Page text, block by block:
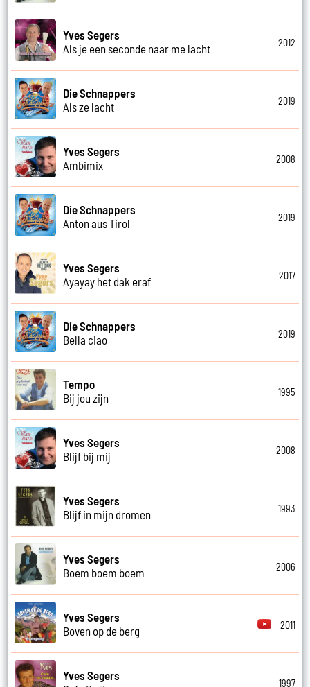
Yves Segers
Als je een seconde naar me lacht
2012
Die Schnappers
Als ze lacht
2019
Yves Segers
Ambimix
2008
Die Schnappers
Anton aus Tirol
2019
Yves Segers
Ayayay het dak eraf
2017
Die Schnappers
Bella ciao
2019
Tempo
Bij jou zijn
1995
Yves Segers
Blijf bij mij
2008
Yves Segers
Blijf in mijn dromen
1993
Yves Segers
Boem boem boem
2006
Yves Segers
Boven op de berg
2011
Yves Segers
1997